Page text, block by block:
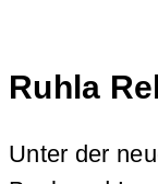
Ruhla
Unter der